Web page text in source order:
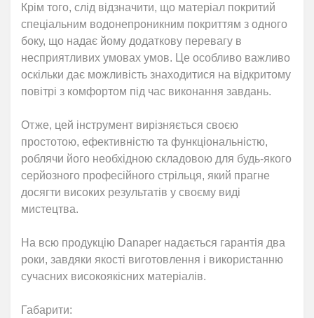
Крім того, слід відзначити, що матеріал покритий
спеціальним водонепроникним покриттям з одного
боку, що надає йому додаткову перевагу в
несприятливих умовах умов. Це особливо важливо
оскільки дає можливість знаходитися на відкритому
повітрі з комфортом під час виконання завдань.
Отже, цей інструмент вирізняється своєю
простотою, ефективністю та функціональністю,
роблячи його необхідною складовою для будь-якого
серйозного професійного стрільця, який прагне
досягти високих результатів у своєму виді
мистецтва.
На всю продукцію Danaper надається гарантія два
роки, завдяки якості виготовлення і використанню
сучасних високоякісних матеріалів.
Габарити: